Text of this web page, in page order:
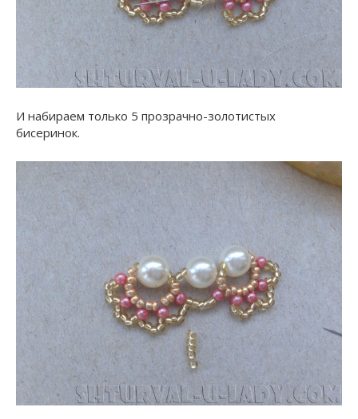
И набираем только 5 прозрачно-золотистых
бисеринок.